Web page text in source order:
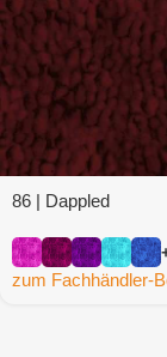
86 | Dappled
zum Fachhändler-